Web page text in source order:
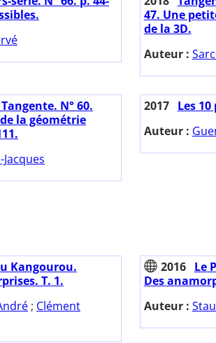
47. Une
de la 3D.
Auteur :
N° 60.
la géométrie
Jacques
2017
Les
Auteur :
Kangourou.
T. 1.
; Clément
2016
Le
Des
Auteur :